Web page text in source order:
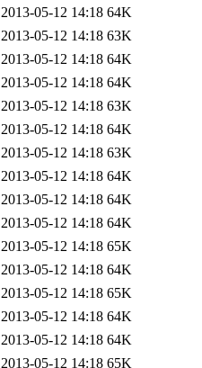
2013-05-12 14:18 64K
2013-05-12 14:18 63K
2013-05-12 14:18 64K
2013-05-12 14:18 64K
2013-05-12 14:18 63K
2013-05-12 14:18 64K
2013-05-12 14:18 63K
2013-05-12 14:18 64K
2013-05-12 14:18 64K
2013-05-12 14:18 64K
2013-05-12 14:18 65K
2013-05-12 14:18 64K
2013-05-12 14:18 65K
2013-05-12 14:18 64K
2013-05-12 14:18 64K
2013-05-12 14:18 65K